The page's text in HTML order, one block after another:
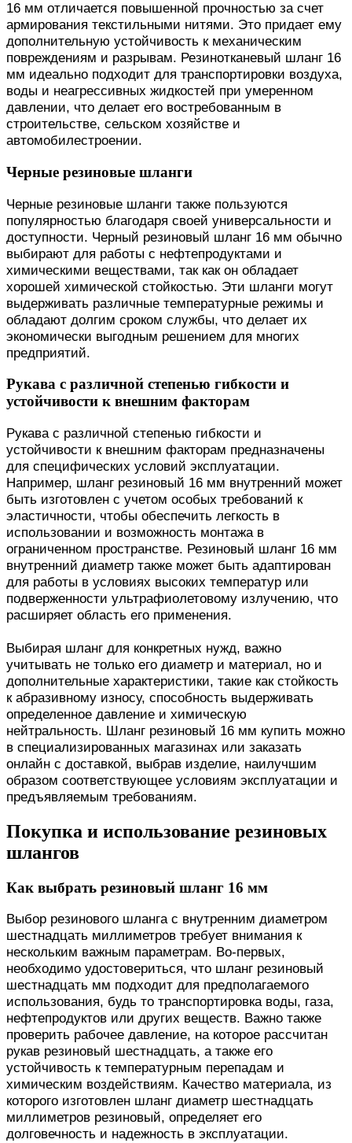
16 мм отличается повышенной прочностью за счет
армирования текстильными нитями. Это придает ему
дополнительную устойчивость к механическим
повреждениям и разрывам. Резинотканевый шланг 16
мм идеально подходит для транспортировки воздуха,
воды и неагрессивных жидкостей при умеренном
давлении, что делает его востребованным в
строительстве, сельском хозяйстве и
автомобилестроении.
Черные резиновые шланги
Черные резиновые шланги также пользуются
популярностью благодаря своей универсальности и
доступности. Черный резиновый шланг 16 мм обычно
выбирают для работы с нефтепродуктами и
химическими веществами, так как он обладает
хорошей химической стойкостью. Эти шланги могут
выдерживать различные температурные режимы и
обладают долгим сроком службы, что делает их
экономически выгодным решением для многих
предприятий.
Рукава с различной степенью гибкости и
устойчивости к внешним факторам
Рукава с различной степенью гибкости и
устойчивости к внешним факторам предназначены
для специфических условий эксплуатации.
Например, шланг резиновый 16 мм внутренний может
быть изготовлен с учетом особых требований к
эластичности, чтобы обеспечить легкость в
использовании и возможность монтажа в
ограниченном пространстве. Резиновый шланг 16 мм
внутренний диаметр также может быть адаптирован
для работы в условиях высоких температур или
подверженности ультрафиолетовому излучению, что
расширяет область его применения.
Выбирая шланг для конкретных нужд, важно
учитывать не только его диаметр и материал, но и
дополнительные характеристики, такие как стойкость
к абразивному износу, способность выдерживать
определенное давление и химическую
нейтральность. Шланг резиновый 16 мм купить можно
в специализированных магазинах или заказать
онлайн с доставкой, выбрав изделие, наилучшим
образом соответствующее условиям эксплуатации и
предъявляемым требованиям.
Покупка и использование резиновых
шлангов
Как выбрать резиновый шланг 16 мм
Выбор резинового шланга с внутренним диаметром
шестнадцать миллиметров требует внимания к
нескольким важным параметрам. Во-первых,
необходимо удостовериться, что шланг резиновый
шестнадцать мм подходит для предполагаемого
использования, будь то транспортировка воды, газа,
нефтепродуктов или других веществ. Важно также
проверить рабочее давление, на которое рассчитан
рукав резиновый шестнадцать, а также его
устойчивость к температурным перепадам и
химическим воздействиям. Качество материала, из
которого изготовлен шланг диаметр шестнадцать
миллиметров резиновый, определяет его
долговечность и надежность в эксплуатации.